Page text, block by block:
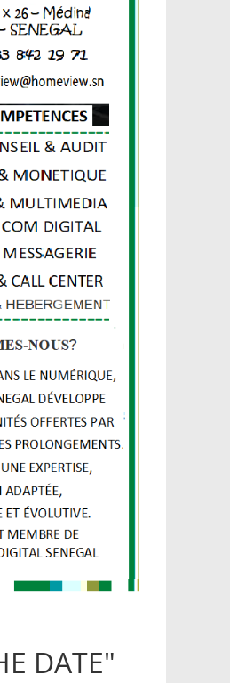
DATE"